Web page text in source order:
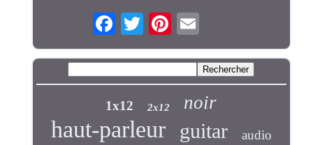
1x12 2x12 noir
haut-parleur guitar audio